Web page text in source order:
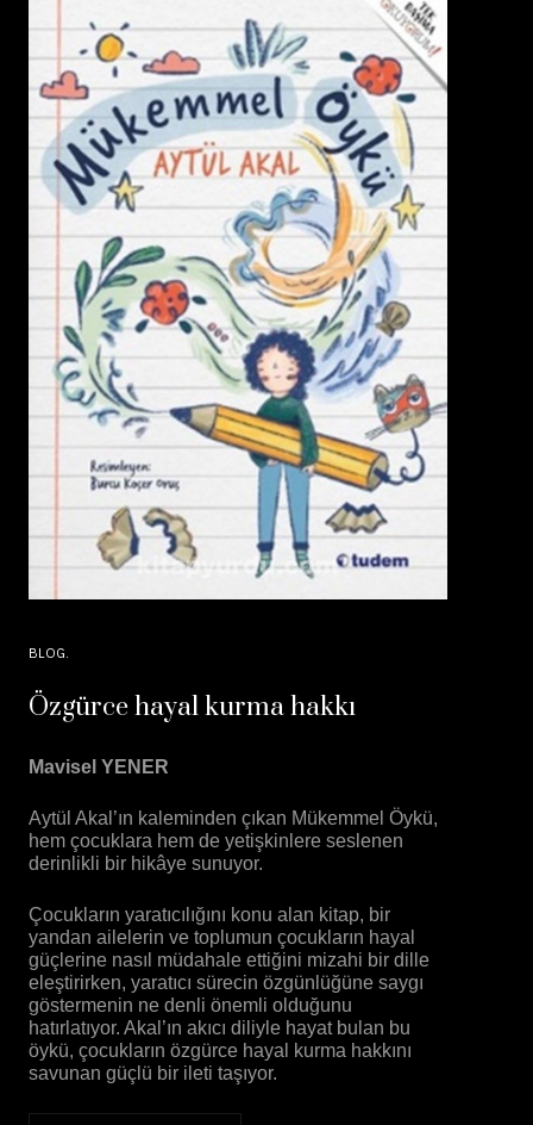
BLOG
Özgürce hayal kurma hakkı
Mavisel YENER
Aytül Akal’ın kaleminden çıkan Mükemmel Öykü,
hem çocuklara hem de yetişkinlere seslenen
derinlikli bir hikâye sunuyor.
Çocukların yaratıcılığını konu alan kitap, bir
yandan ailelerin ve toplumun çocukların hayal
güçlerine nasıl müdahale ettiğini mizahi bir dille
eleştirirken, yaratıcı sürecin özgünlüğüne saygı
göstermenin ne denli önemli olduğunu
hatırlatıyor. Akal’ın akıcı diliyle hayat bulan bu
öykü, çocukların özgürce hayal kurma hakkını
savunan güçlü bir ileti taşıyor.